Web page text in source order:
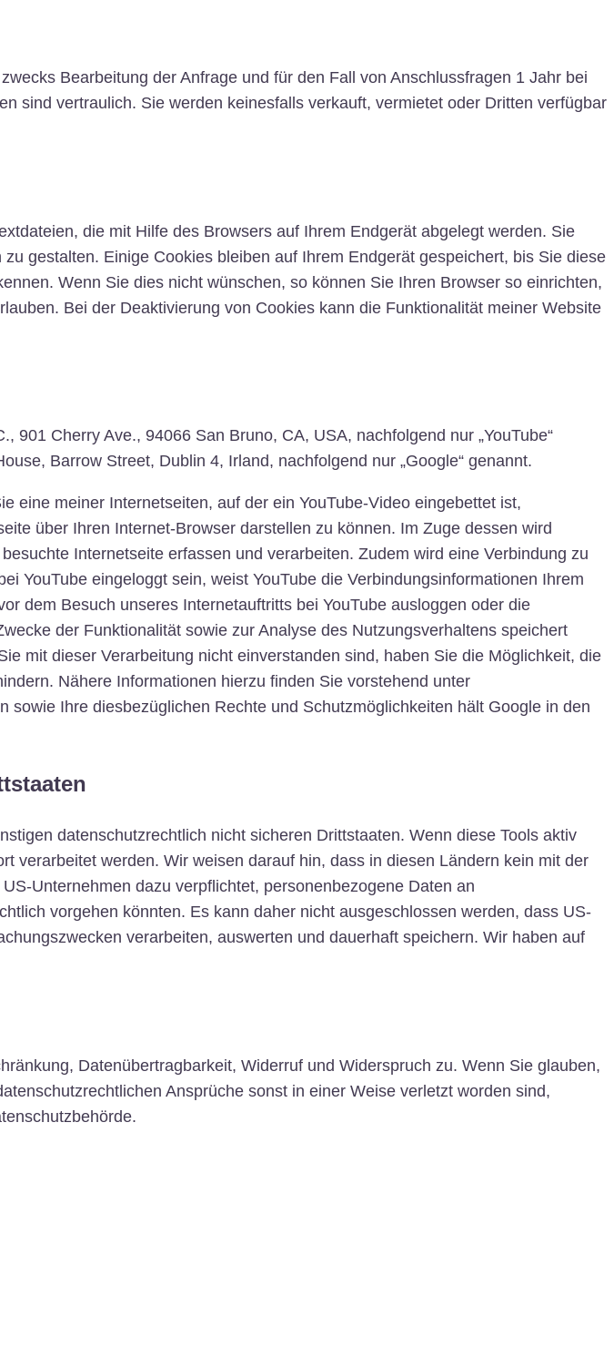
Bearbeitung der Anfrage und für den Fall von Anschlussfragen 1 Jahr bei
sind vertraulich. Sie werden keinesfalls verkauft, vermietet oder Dritten verfügbar
die mit Hilfe des Browsers auf Ihrem Endgerät abgelegt werden. Sie
gestalten. Einige Cookies bleiben auf Ihrem Endgerät gespeichert, bis Sie diese
Wenn Sie dies nicht wünschen, so können Sie Ihren Browser so einrichten,
Bei der Deaktivierung von Cookies kann die Funktionalität meiner Website
901 Cherry Ave., 94066 San Bruno, CA, USA, nachfolgend nur „YouTube“
Barrow Street, Dublin 4, Irland, nachfolgend nur „Google“ genannt.
eine meiner Internetseiten, auf der ein YouTube-Video eingebettet ist,
über Ihren Internet-Browser darstellen zu können. Im Zuge dessen wird
Internetseite erfassen und verarbeiten. Zudem wird eine Verbindung zu
YouTube eingeloggt sein, weist YouTube die Verbindungsinformationen Ihrem
dem Besuch unseres Internetauftritts bei YouTube ausloggen oder die
der Funktionalität sowie zur Analyse des Nutzungsverhaltens speichert
mit dieser Verarbeitung nicht einverstanden sind, haben Sie die Möglichkeit, die
Nähere Informationen hierzu finden Sie vorstehend unter
Ihre diesbezüglichen Rechte und Schutzmöglichkeiten hält Google in den
datenschutzrechtlich nicht sicheren Drittstaaten. Wenn diese Tools aktiv
verarbeitet werden. Wir weisen darauf hin, dass in diesen Ländern kein mit der
Unternehmen dazu verpflichtet, personenbezogene Daten an
vorgehen könnten. Es kann daher nicht ausgeschlossen werden, dass US-
verarbeiten, auswerten und dauerhaft speichern. Wir haben auf
Datenübertragbarkeit, Widerruf und Widerspruch zu. Wenn Sie glauben,
Ansprüche sonst in einer Weise verletzt worden sind,